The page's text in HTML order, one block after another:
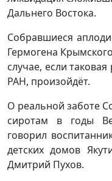
Дальнего Востока.
Собравшиеся
Гермогена
случае, если
РАН, произойдёт.
О реальной заботе
сиротам в годы
говорил
детских домов
Дмитрий Пухов.